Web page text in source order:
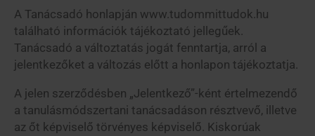
A Tanácsadó honlapján www.tudommittudok.hu
található információk tájékoztató jellegűek.
Tanácsadó a változtatás jogát fenntartja, arról a
jelentkezőket a változás előtt a honlapon tájékoztatja.
A jelen szerződésben „Jelentkező”-ként értelmezendő
a tanulásmódszertani tanácsadáson résztvevő, illetve
az őt képviselő törvényes képviselő. Kiskorúak